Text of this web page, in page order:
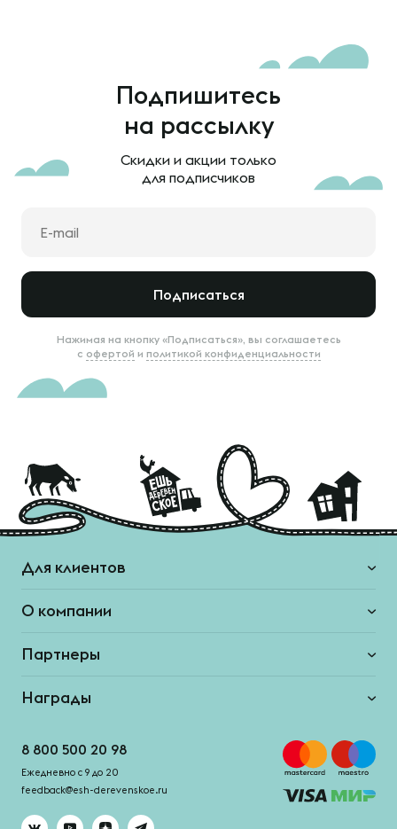
Подпишитесь
на рассылку
Скидки и акции только
для подписчиков
Подписаться
Нажимая на кнопку «Подписаться», вы соглашаетесь
с офертой и политикой конфиденциальности
Для клиентов
О компании
Партнеры
Награды
8 800 500 20 98
Ежедневно с 9 до 20
feedback@esh-derevenskoe.ru